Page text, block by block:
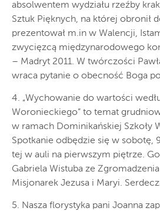
absolwentem wydziału rzeźby
Sztuk Pięknych, na której obronił
prezentował m.in w Walencji,
zwycięzcą międzynarodowego
– Madryt 2011. W twórczości
wraca pytanie o obecność Boga
4. „Wychowanie do wartości
Woronieckiego” to temat
w ramach Dominikańskiej Szkoły
Spotkanie odbędzie się w sobotę,
tej w auli na pierwszym piętrze.
Gabriela Wistuba ze
Misjonarek Jezusa i Maryi.
5. Nasza florystyka pani Joanna